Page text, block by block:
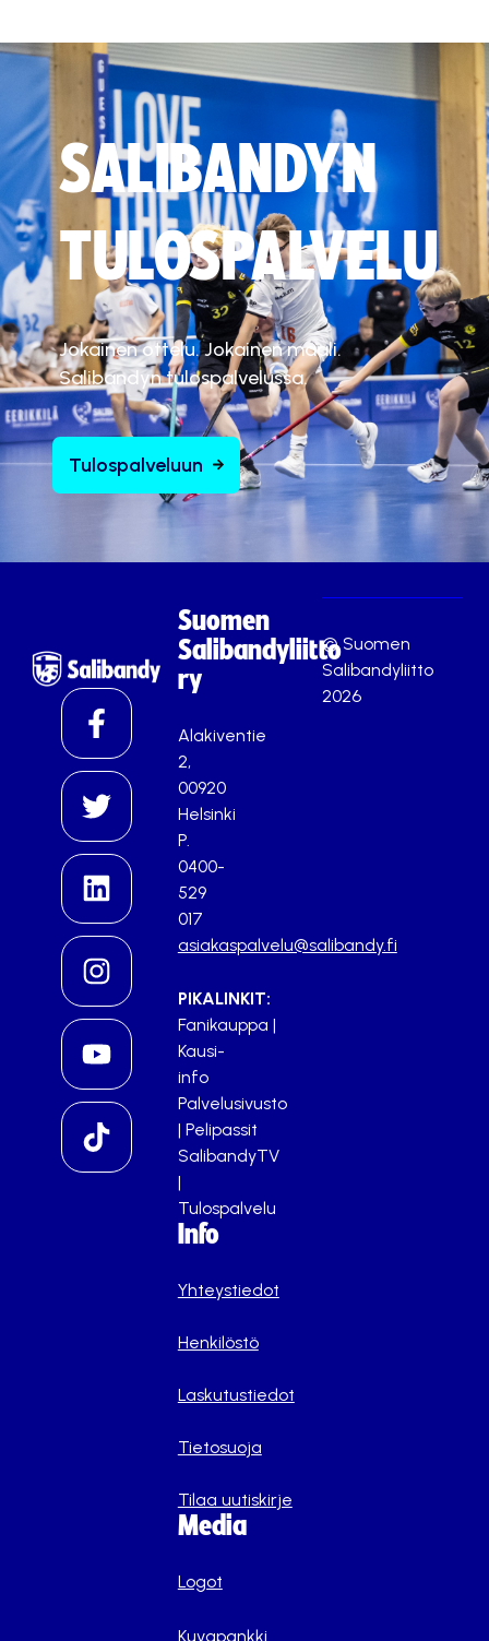
SALIBANDYN
TULOSPALVELU
Jokainen ottelu. Jokainen maali.
Salibandyn tulospalvelussa.
Tulospalveluun
Suomen
Salibandyliitto
ry
Alakiventie
2,
00920
Helsinki
P.
0400-
529
017
asiakaspalvelu@salibandy.fi
PIKALINKIT:
Fanikauppa |
Kausi-
info
Palvelusivusto
| Pelipassit
SalibandyTV
|
Tulospalvelu
Info
Yhteystiedot
Henkilöstö
Laskutustiedot
Tietosuoja
Tilaa uutiskirje
Media
Logot
Kuvapankki
© Suomen
Salibandyliitto
2026